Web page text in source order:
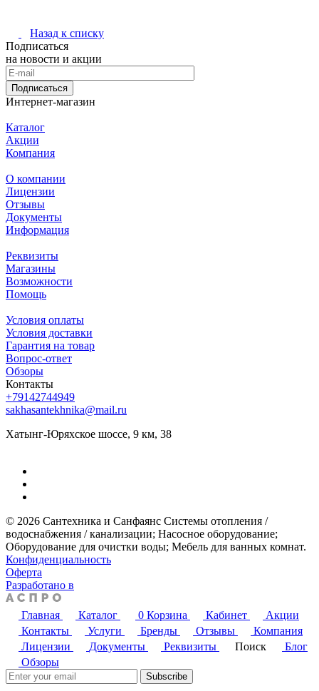
Назад к списку
Подписаться
на новости и акции
Подписаться
Интернет-магазин
Каталог
Акции
Компания
О компании
Лицензии
Отзывы
Документы
Информация
Реквизиты
Магазины
Возможности
Помощь
Условия оплаты
Условия доставки
Гарантия на товар
Вопрос-ответ
Обзоры
Контакты
+79142744949
sakhasantekhnika@mail.ru
Хатынг-Юряхское шоссе, 9 км, 38
© 2026 Сантехника и Санфаянс ​Системы отопления /
водоснабжения / канализации; ​Насосное оборудование; ​
Оборудование для очистки воды; ​Мебель для ванных комнат.
Конфиденциальность
Оферта
Разработано в
Главная Каталог 0 Корзина Кабинет
Акции
Контакты
Услуги Бренды Отзывы
Компания
Лицензии
Документы Реквизиты Поиск
Блог
Обзоры
Subscribe